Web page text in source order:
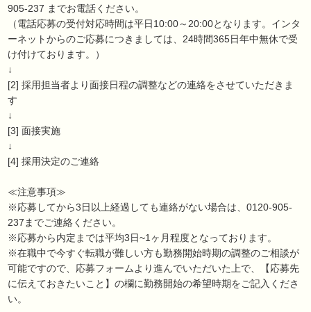
905-237 までお電話ください。
（電話応募の受付対応時間は平日10:00～20:00となります。インタ
ーネットからのご応募につきましては、24時間365日年中無休で受
け付けております。）
↓
[2] 採用担当者より面接日程の調整などの連絡をさせていただきま
す
↓
[3] 面接実施
↓
[4] 採用決定のご連絡
≪注意事項≫
※応募してから3日以上経過しても連絡がない場合は、0120-905-
237までご連絡ください。
※応募から内定までは平均3日~1ヶ月程度となっております。
※在職中で今すぐ転職が難しい方も勤務開始時期の調整のご相談が
可能ですので、応募フォームより進んでいただいた上で、【応募先
に伝えておきたいこと】の欄に勤務開始の希望時期をご記入くださ
い。